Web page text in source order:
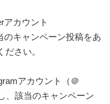
アカウント
のキャンペーン投稿をあ
さい。
アカウント（＠
、該当のキャンペーン